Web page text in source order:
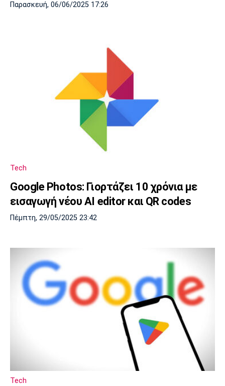
Παρασκευή, 06/06/2025 17:26
Tech
Google Photos: Γιορτάζει 10 χρόνια με
εισαγωγή νέου AI editor και QR codes
Πέμπτη, 29/05/2025 23:42
Tech